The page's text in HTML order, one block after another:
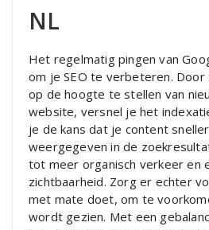
NL
Het regelmatig pingen van
om je SEO te verbeteren. Door
op de hoogte te stellen van
website, versnel je het
je de kans dat je content
weergegeven in de
tot meer organisch verkeer en
zichtbaarheid. Zorg er echter
met mate doet, om te
wordt gezien. Met een